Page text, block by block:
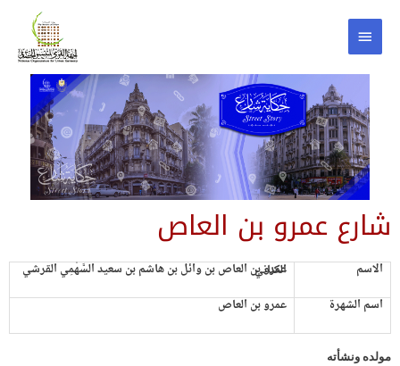
شارع عمرو بن العاص
الاسم
عمرو بن العاص بن وائل بن هاشم بن سعيد السَّهْمِي القرشي الكناني
اسم الشهرة
عمرو بن العاص
مولده ونشأته